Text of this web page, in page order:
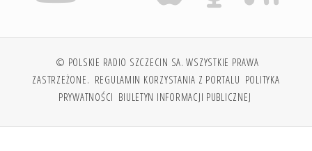
© POLSKIE RADIO SZCZECIN SA. WSZYSTKIE PRAWA
ZASTRZEŻONE. REGULAMIN KORZYSTANIA Z PORTALU POLITYKA
PRYWATNOŚCI BIULETYN INFORMACJI PUBLICZNEJ